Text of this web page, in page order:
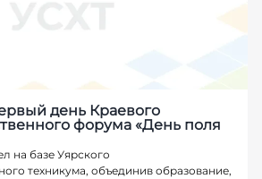
день Краевого
форума «День поля
на базе Уярского
техникума, объединив образование,